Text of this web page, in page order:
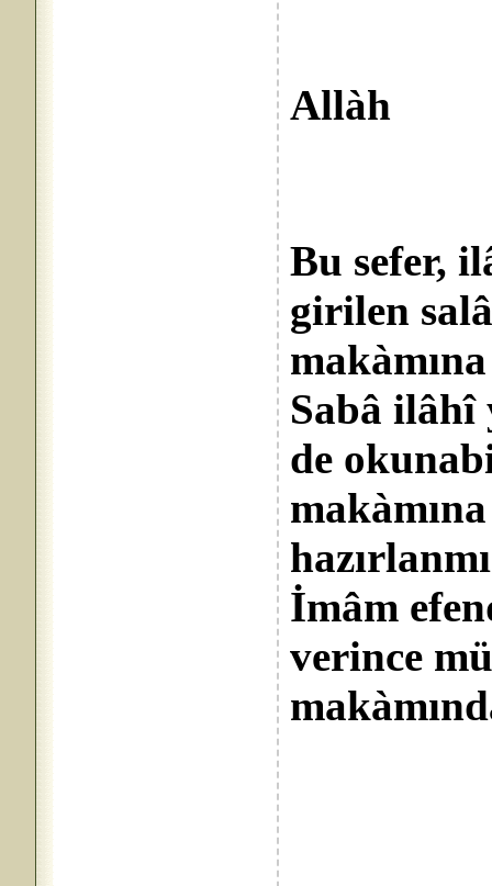
Allàh
Bu sefer,
girilen
Sabâ
de
İmâm
verince